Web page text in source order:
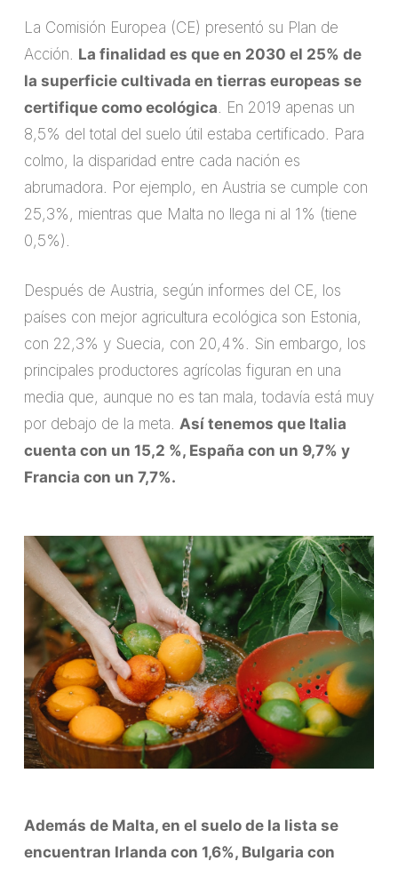
La Comisión Europea (CE) presentó su Plan de
Acción. La finalidad es que en 2030 el 25% de
la superficie cultivada en tierras europeas se
certifique como ecológica. En 2019 apenas un
8,5% del total del suelo útil estaba certificado. Para
colmo, la disparidad entre cada nación es
abrumadora. Por ejemplo, en Austria se cumple con
25,3%, mientras que Malta no llega ni al 1% (tiene
0,5%).
Después de Austria, según informes del CE, los
países con mejor agricultura ecológica son Estonia,
con 22,3% y Suecia, con 20,4%. Sin embargo, los
principales productores agrícolas figuran en una
media que, aunque no es tan mala, todavía está muy
por debajo de la meta. Así tenemos que Italia
cuenta con un 15,2 %, España con un 9,7% y
Francia con un 7,7%.
Además de Malta, en el suelo de la lista se
encuentran Irlanda con 1,6%, Bulgaria con